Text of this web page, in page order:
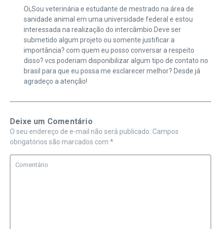
Oi,Sou veterinária e estudante de mestrado na área de
sanidade animal em uma universidade federal e estou
interessada na realização do intercâmbio.Deve ser
submetido algum projeto ou somente justificar a
importância? com quem eu posso conversar a respeito
disso? vcs poderiam disponibilizar algum tipo de contato no
brasil para que eu possa me esclarecer melhor? Desde já
agradeço a atenção!
Deixe um Comentário
O seu endereço de e-mail não será publicado. Campos
obrigatórios são marcados com *